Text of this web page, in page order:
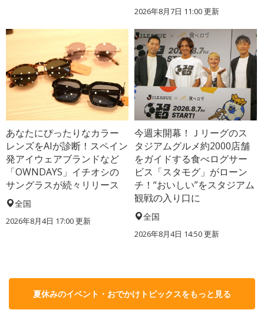
2026年8月7日 11:00更新
あなたにぴったりなカラー
レンズをAIが診断！スペイン
発アイウェアブランドなど
「OWNDAYS」イチオシの
サングラスが続々リリース
全国
2026年8月4日 17:00更新
今週末開幕！Ｊリーグのス
タジアムグルメ約2000店舗
をガイドする食べログサー
ビス「スタモグ」がローン
チ！“おいしい”をスタジアム
観戦の入り口に
全国
2026年8月4日 14:50更新
夏休みのイベント・おでかけトピックスをもっと見る